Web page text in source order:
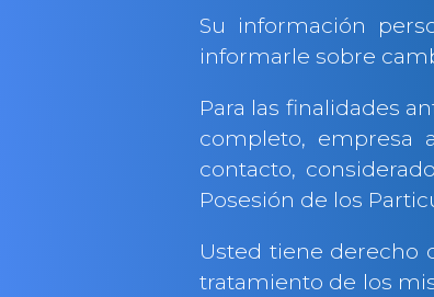
Su información
informarle sobre
Para las finalidades
completo, empresa
contacto,
Posesión de los
Usted tiene derecho
tratamiento de los